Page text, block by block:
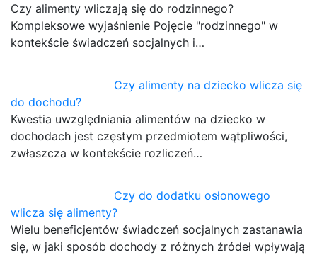
Czy alimenty wliczają się do rodzinnego?
Kompleksowe wyjaśnienie Pojęcie "rodzinnego" w
kontekście świadczeń socjalnych i…
Czy alimenty na dziecko wlicza się
do dochodu?
Kwestia uwzględniania alimentów na dziecko w
dochodach jest częstym przedmiotem wątpliwości,
zwłaszcza w kontekście rozliczeń…
Czy do dodatku osłonowego
wlicza się alimenty?
Wielu beneficjentów świadczeń socjalnych zastanawia
się, w jaki sposób dochody z różnych źródeł wpływają